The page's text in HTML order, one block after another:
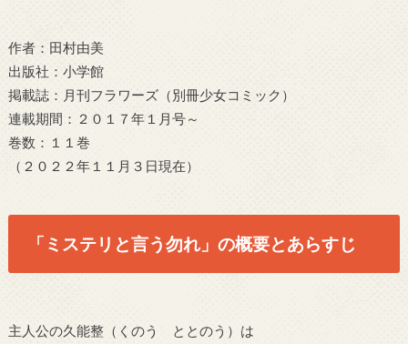
作者：田村由美
出版社：小学館
掲載誌：月刊フラワーズ（別冊少女コミック）
連載期間：２０１７年１月号～
巻数：１１巻
（２０２２年１１月３日現在）
「ミステリと言う勿れ」の概要とあらすじ
主人公の久能整（くのう ととのう）は